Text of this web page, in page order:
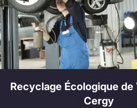
Recyclage Écologique de
Cergy